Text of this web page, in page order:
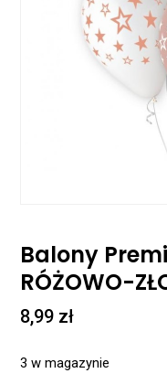
Balony
RÓŻOWO-
8,99 zł
3 w magazynie